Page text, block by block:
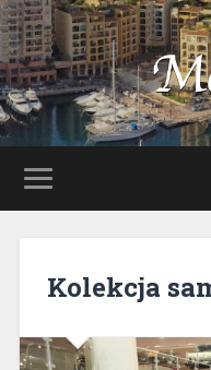
Kolekcja